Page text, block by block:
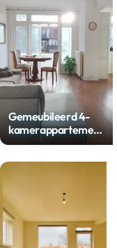
Gemeubileerd 4-
kamerappartement
met balkon